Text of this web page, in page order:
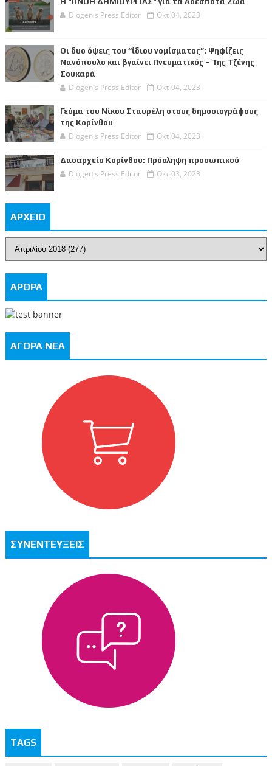
Diogenis Press Editor Οκτ 04, 2023
Οι δυο όψεις του “ίδιου νομίσματος”: Ψηφίζεις
Νανόπουλο και βγαίνει Πνευματικός – Της Τζένης
Σουκαρά
Diogenis Press Editor Οκτ 04, 2023
Γεύμα του Νίκου Σταυρέλη στους δημοσιογράφους
της Κορίνθου
Diogenis Press Editor Οκτ 04, 2023
Δασαρχείο Κορίνθου: Πρόσληψη προσωπικού
Diogenis Press Editor Οκτ 03, 2023
ΑΡΧΕΙΟ
ΑΡΘΡΑ
ΑΓΟΡΑ ΝΕΑ
ΣΥΝΕΝΤΕΥΞΕΙΣ
TAGS